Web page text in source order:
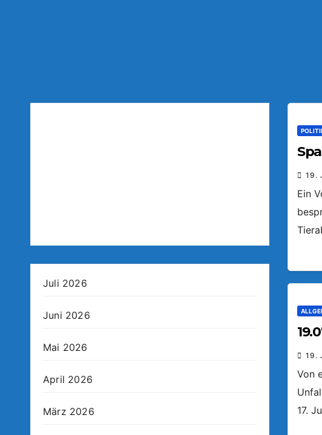
Juli 2026
Juni 2026
Mai 2026
April 2026
März 2026
19.
Ein
19.
Von
17.